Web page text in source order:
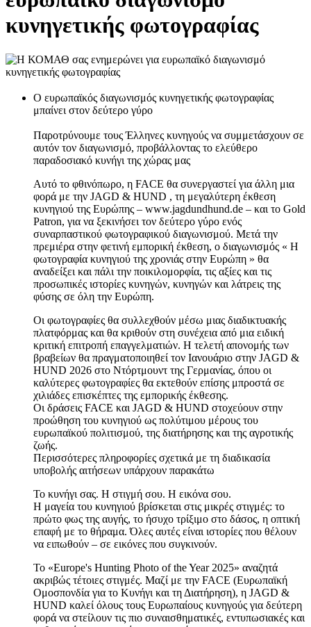
κυνηγετικής φωτογραφίας
Ο ευρωπαϊκός διαγωνισμός κυνηγετικής φωτογραφίας
μπαίνει στον δεύτερο γύρο
Παροτρύνουμε τους Έλληνες κυνηγούς να συμμετάσχουν σε
αυτόν τον διαγωνισμό, προβάλλοντας το ελεύθερο
παραδοσιακό κυνήγι της χώρας μας
Αυτό το φθινόπωρο, η FACE θα συνεργαστεί για άλλη μια
φορά με την JAGD & HUND , τη μεγαλύτερη έκθεση
κυνηγιού της Ευρώπης – www.jagdundhund.de – και το Gold
Patron, για να ξεκινήσει τον δεύτερο γύρο ενός
συναρπαστικού φωτογραφικού διαγωνισμού. Μετά την
πρεμιέρα στην φετινή εμπορική έκθεση, ο διαγωνισμός « Η
φωτογραφία κυνηγιού της χρονιάς στην Ευρώπη » θα
αναδείξει και πάλι την ποικιλομορφία, τις αξίες και τις
προσωπικές ιστορίες κυνηγών, κυνηγών και λάτρεις της
φύσης σε όλη την Ευρώπη.
Οι φωτογραφίες θα συλλεχθούν μέσω μιας διαδικτυακής
πλατφόρμας και θα κριθούν στη συνέχεια από μια ειδική
κριτική επιτροπή επαγγελματιών. Η τελετή απονομής των
βραβείων θα πραγματοποιηθεί τον Ιανουάριο στην JAGD &
HUND 2026 στο Ντόρτμουντ της Γερμανίας, όπου οι
καλύτερες φωτογραφίες θα εκτεθούν επίσης μπροστά σε
χιλιάδες επισκέπτες της εμπορικής έκθεσης.
Οι δράσεις FACE και JAGD & HUND στοχεύουν στην
προώθηση του κυνηγιού ως πολύτιμου μέρους του
ευρωπαϊκού πολιτισμού, της διατήρησης και της αγροτικής
ζωής.
Περισσότερες πληροφορίες σχετικά με τη διαδικασία
υποβολής αιτήσεων υπάρχουν παρακάτω
Το κυνήγι σας. Η στιγμή σου. Η εικόνα σου.
Η μαγεία του κυνηγιού βρίσκεται στις μικρές στιγμές: το
πρώτο φως της αυγής, το ήσυχο τρίξιμο στο δάσος, η οπτική
επαφή με το θήραμα. Όλες αυτές είναι ιστορίες που θέλουν
να ειπωθούν – σε εικόνες που συγκινούν.
Το «Europe's Hunting Photo of the Year 2025» αναζητά
ακριβώς τέτοιες στιγμές. Μαζί με την FACE (Ευρωπαϊκή
Ομοσπονδία για το Κυνήγι και τη Διατήρηση), η JAGD &
HUND καλεί όλους τους Ευρωπαίους κυνηγούς για δεύτερη
φορά να στείλουν τις πιο συναισθηματικές, εντυπωσιακές και